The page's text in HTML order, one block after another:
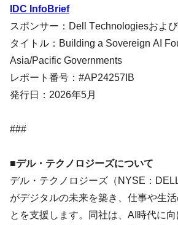
IDC InfoBrief
スポンサー：Dell Technologiesおよ
タイトル：Building a Sovereign AI
Asia/Pacific Governments
レポート番号：#AP24257IB
発行日：2026年5月
###
■デル・テクノロジーズについて
デル・テクノロジーズ（NYSE：
がデジタルの未来を築き、仕事や生
とを支援します。同社は、AI時代に